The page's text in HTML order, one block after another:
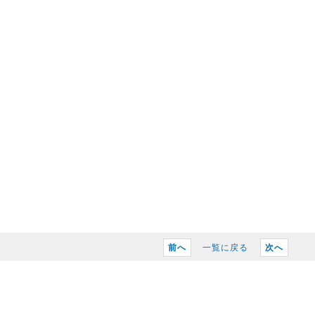
前へ 一覧に戻る 次へ